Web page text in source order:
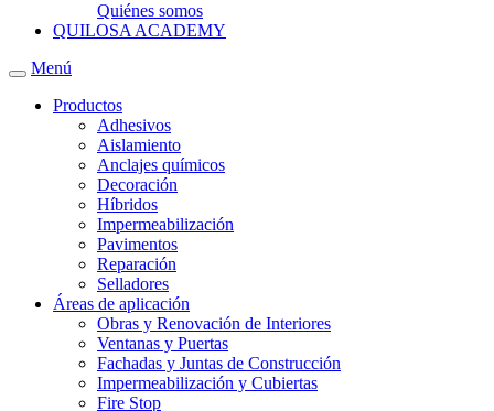
Quiénes somos
QUILOSA ACADEMY
Menú
Productos
Adhesivos
Aislamiento
Anclajes químicos
Decoración
Híbridos
Impermeabilización
Pavimentos
Reparación
Selladores
Áreas de aplicación
Obras y Renovación de Interiores
Ventanas y Puertas
Fachadas y Juntas de Construcción
Impermeabilización y Cubiertas
Fire Stop